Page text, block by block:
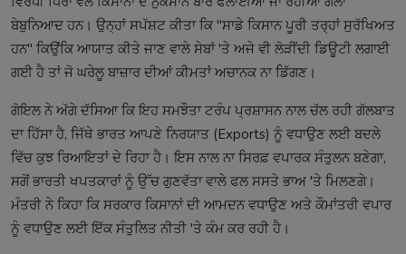
ਬੇਬੁਨਿਆਦ ਹਨ। ਉਨ੍ਹਾਂ ਸਪੱਸ਼ਟ ਕੀਤਾ ਕਿ "ਸਾਡੇ ਕਿਸਾਨ ਪੂਰੀ ਤਰ੍ਹਾਂ ਸੁਰੱਖਿਅਤ
ਹਨ" ਕਿਉਂਕਿ ਆਯਾਤ ਕੀਤੇ ਜਾਣ ਵਾਲੇ ਸੇਬਾਂ 'ਤੇ ਅਜੇ ਵੀ ਲੋੜੀਂਦੀ ਡਿਊਟੀ ਲਗਾਈ
ਗਈ ਹੈ ਤਾਂ ਜੋ ਘਰੇਲੂ ਬਾਜ਼ਾਰ ਦੀਆਂ ਕੀਮਤਾਂ ਅਚਾਨਕ ਨਾ ਡਿੱਗਣ।
ਗੋਇਲ ਨੇ ਅੱਗੇ ਦੱਸਿਆ ਕਿ ਇਹ ਸਮਝੌਤਾ ਟਰੰਪ ਪ੍ਰਸ਼ਾਸਨ ਨਾਲ ਚੱਲ ਰਹੀ ਗੱਲਬਾਤ
ਦਾ ਹਿੱਸਾ ਹੈ, ਜਿੱਥੇ ਭਾਰਤ ਆਪਣੇ ਨਿਰਯਾਤ (Exports) ਨੂੰ ਵਧਾਉਣ ਲਈ ਬਦਲੇ
ਵਿੱਚ ਕੁਝ ਰਿਆਇਤਾਂ ਦੇ ਰਿਹਾ ਹੈ। ਇਸ ਨਾਲ ਨਾ ਸਿਰਫ਼ ਵਪਾਰਕ ਸੰਤੁਲਨ ਬਣੇਗਾ,
ਸਗੋਂ ਭਾਰਤੀ ਖਪਤਕਾਰਾਂ ਨੂੰ ਉੱਚ ਗੁਣਵੱਤਾ ਵਾਲੇ ਫਲ ਸਸਤੇ ਭਾਅ 'ਤੇ ਮਿਲਣਗੇ।
ਮੰਤਰੀ ਨੇ ਕਿਹਾ ਕਿ ਸਰਕਾਰ ਕਿਸਾਨਾਂ ਦੀ ਆਮਦਨ ਵਧਾਉਣ ਅਤੇ ਕੌਮਾਂਤਰੀ ਵਪਾਰ
ਨੂੰ ਵਧਾਉਣ ਲਈ ਇੱਕ ਸੰਤੁਲਿਤ ਨੀਤੀ 'ਤੇ ਕੰਮ ਕਰ ਰਹੀ ਹੈ।